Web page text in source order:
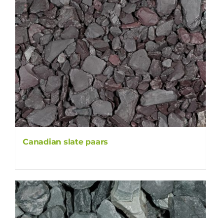
Canadian slate paars